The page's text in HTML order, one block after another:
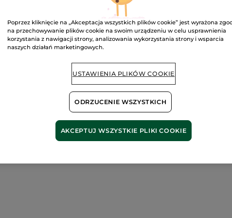
Satysfakcja
Darmowa
DOWIEDZ SIĘ
Poprzez kliknięcie na „Akceptacja wszystkich plików cookie” jest wyrażona
na przechowywanie plików cookie na swoim urządzeniu w celu usprawnienia
korzystania z nawigacji strony, analizowania wykorzystania strony i wsparcia
naszych działań marketingowych.
USTAWIENIA PLIKÓW COOKIE
ODRZUCENIE WSZYSTKICH
AKCEPTUJ WSZYSTKIE PLIKI COOKIE